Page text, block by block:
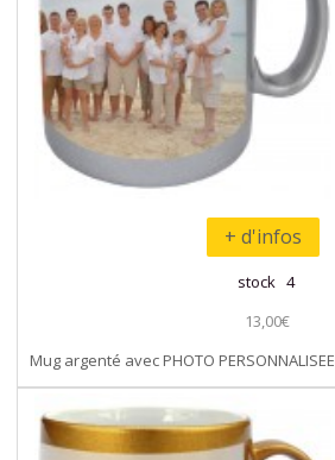
+ d'infos
stock 4
13,00€
Mug argenté avec PHOTO PERSONNALISEE